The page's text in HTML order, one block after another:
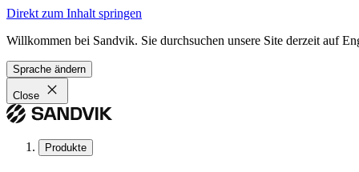
Direkt zum Inhalt springen
Willkommen bei Sandvik. Sie durchsuchen unsere Site derzeit auf
Sprache ändern
Close
Produkte